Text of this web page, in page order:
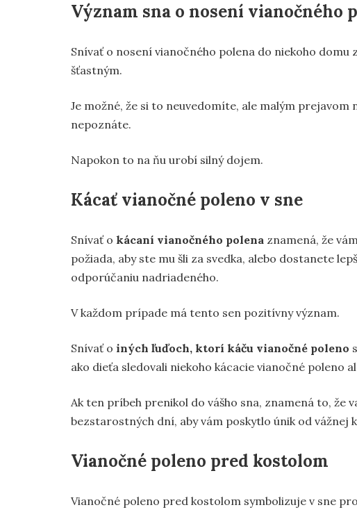
Význam sna o nosení vianočného
Snívať o nosení vianočného polena do niekoho
šťastným.
Je možné, že si to neuvedomíte, ale malým
nepoznáte.
Napokon to na ňu urobí silný dojem.
Kácať vianočné poleno v sne
Snívať o kácaní vianočného polena znamená, že
požiada, aby ste mu šli za svedka, alebo dostanete
odporúčaniu nadriadeného.
V každom prípade má tento sen pozitívny význam.
Snívať o iných ľuďoch, ktorí káču vianočné poleno
ako dieťa sledovali niekoho kácacie vianočné poleno
Ak ten príbeh prenikol do vášho sna, znamená to, že
bezstarostných dní, aby vám poskytlo únik od vážnej
Vianočné poleno pred kostolom
Vianočné poleno pred kostolom symbolizuje v sne